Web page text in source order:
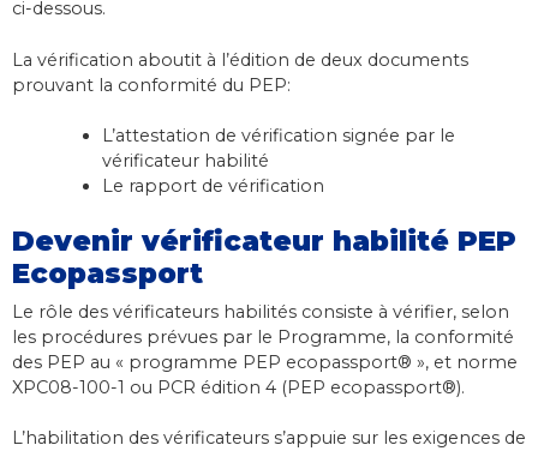
ci-dessous.
La vérification aboutit à l’édition de deux documents
prouvant la conformité du PEP:
L’attestation de vérification signée par le
vérificateur habilité
Le rapport de vérification
Devenir vérificateur habilité PEP
Ecopassport
Le rôle des vérificateurs habilités consiste à vérifier, selon
les procédures prévues par le Programme, la conformité
des PEP au « programme PEP ecopassport® », et norme
XPC08-100-1 ou PCR édition 4 (PEP ecopassport®).
L’habilitation des vérificateurs s’appuie sur les exigences de